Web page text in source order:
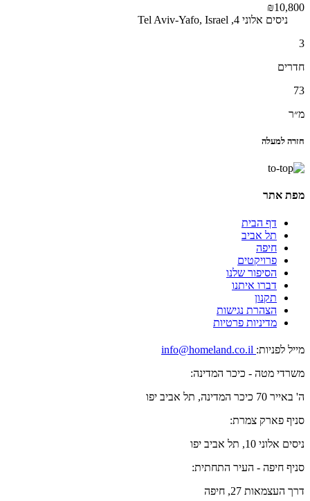
₪10,800
ניסים אלוני 4, Tel Aviv-Yafo, Israel
3
חדרים
73
מ״ר
חזרה למעלה
מפת אתר
דף הבית
תל אביב
חיפה
פרויקטים
הסיפור שלנו
דברו איתנו
תקנון
הצהרת נגישות
מדיניות פרטיות
מייל לפניות:
משרדי מטה - כיכר המדינה:
ה' באייר 70 כיכר המדינה, תל אביב יפו
סניף פארק צמרת:
ניסים אלוני 10, תל אביב יפו
סניף חיפה - העיר התחתית:
דרך העצמאות 27, חיפה